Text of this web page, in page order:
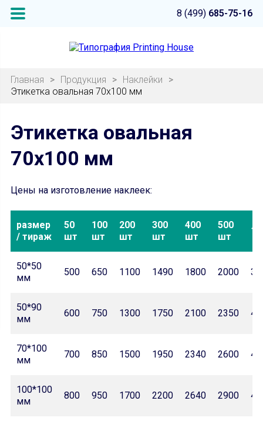
8 (499) 685-75-16
Главная > Продукция > Наклейки
>
Этикетка овальная 70х100 мм
Этикетка овальная
70х100 мм
Цены на изготовление наклеек:
размер
/ тираж
50
шт
100
шт
200
шт
300
шт
400
шт
500
шт
50*50
мм
500 650 1100 1490 1800 2000
50*90
мм
600 750 1300 1750 2100 2350
70*100
мм
700 850 1500 1950 2340 2600
100*100
мм
800 950 1700 2200 2640 2900